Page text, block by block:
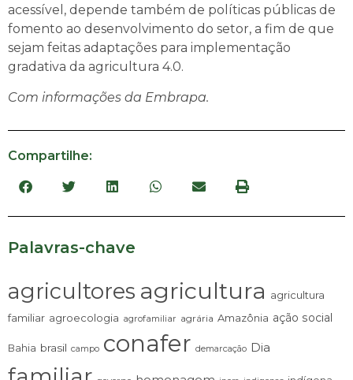
acessível, depende também de políticas públicas de
fomento ao desenvolvimento do setor, a fim de que
sejam feitas adaptações para implementação
gradativa da agricultura 4.0.
Com informações da Embrapa.
Compartilhe:
Palavras-chave
agricultores agricultura agricultura
familiar agroecologia agrofamiliar agrária Amazônia ação social
Bahia brasil campo conafer demarcação Dia